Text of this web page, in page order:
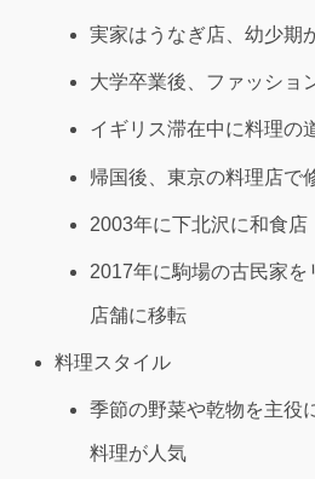
実家はうなぎ店、幼少期
大学卒業後、ファッショ
イギリス滞在中に料理の
帰国後、東京の料理店で
2003年に下北沢に和食店
2017年に駒場の古民家を
店舗に移転
料理スタイル
季節の野菜や乾物を主役
料理が人気